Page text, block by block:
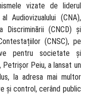
vizate de liderul
Audiovizualului (CNA),
Discriminării (CNCD) și
(CNSC), pe
pentru societate și
Peiu, a lansat un
la adresa mai multor
și control, cerând public